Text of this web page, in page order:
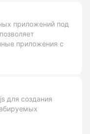
приложений под
приложения с
для создания